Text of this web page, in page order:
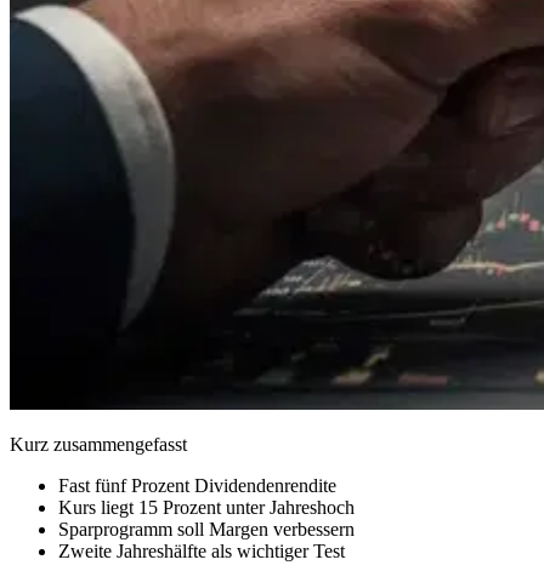
Kurz zusammengefasst
Fast fünf Prozent Dividendenrendite
Kurs liegt 15 Prozent unter Jahreshoch
Sparprogramm soll Margen verbessern
Zweite Jahreshälfte als wichtiger Test